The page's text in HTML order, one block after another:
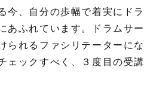
今、自分の歩幅で着実にドラ
あふれています。ドラムサー
られるファシリテーターにな
ェックすべく、３度目の受講